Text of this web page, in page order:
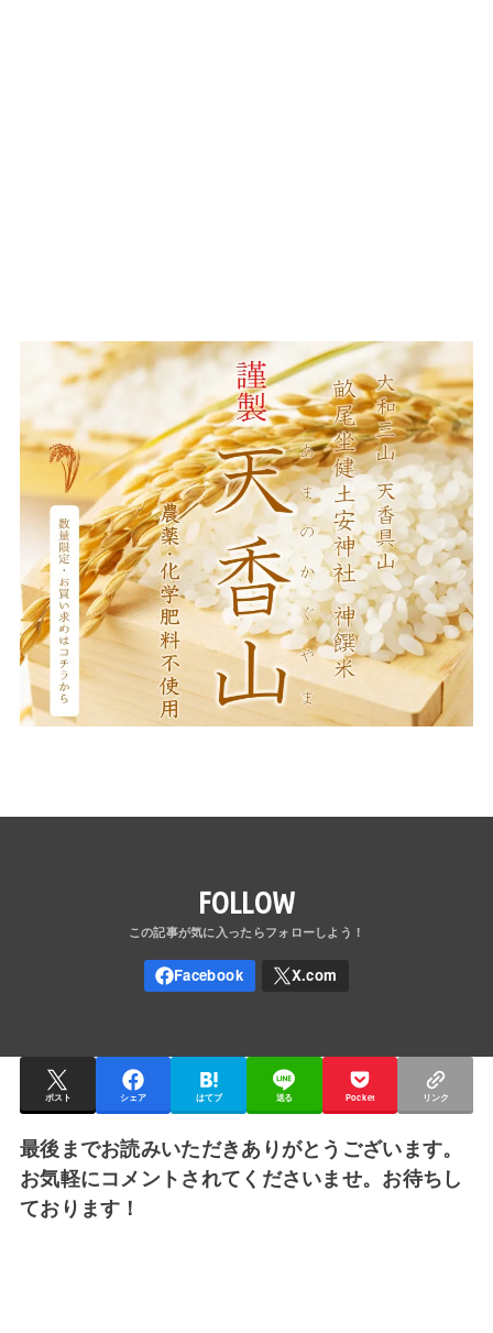
FOLLOW
ポスト シェア はてブ 送る Pocket リンク
最後までお読みいただきありがとうございます。
お気軽にコメントされてくださいませ。お待ちし
ております！